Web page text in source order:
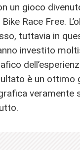
un gioco
Bike Race Free.
tuttavia in
investito
è un ottimo
veramente